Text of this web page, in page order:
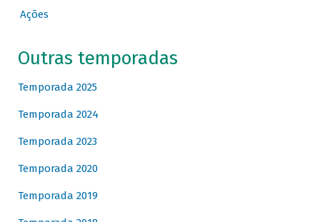
Ações
Outras temporadas
Temporada 2025
Temporada 2024
Temporada 2023
Temporada 2020
Temporada 2019